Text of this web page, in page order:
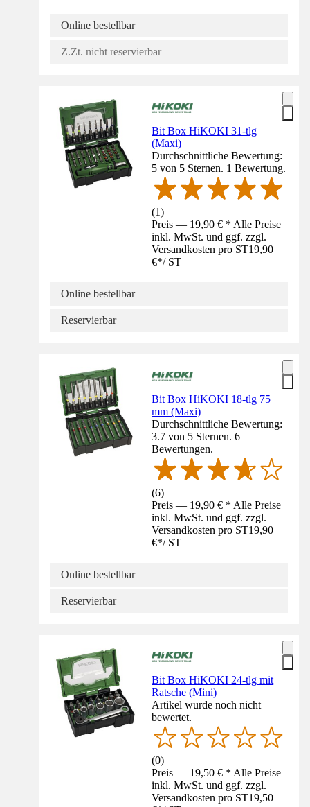
Online bestellbar
Z.Zt. nicht reservierbar
Bit Box HiKOKI 31-tlg
(Maxi)
Durchschnittliche Bewertung:
5 von 5 Sternen. 1 Bewertung.
(1)
Preis — 19,90 € * Alle Preise
inkl. MwSt. und ggf. zzgl.
Versandkosten pro ST19,90
€*/ ST
Online bestellbar
Reservierbar
Bit Box HiKOKI 18-tlg 75
mm (Maxi)
Durchschnittliche Bewertung:
3.7 von 5 Sternen. 6
Bewertungen.
(6)
Preis — 19,90 € * Alle Preise
inkl. MwSt. und ggf. zzgl.
Versandkosten pro ST19,90
€*/ ST
Online bestellbar
Reservierbar
Bit Box HiKOKI 24-tlg mit
Ratsche (Mini)
Artikel wurde noch nicht
bewertet.
(0)
Preis — 19,50 € * Alle Preise
inkl. MwSt. und ggf. zzgl.
Versandkosten pro ST19,50